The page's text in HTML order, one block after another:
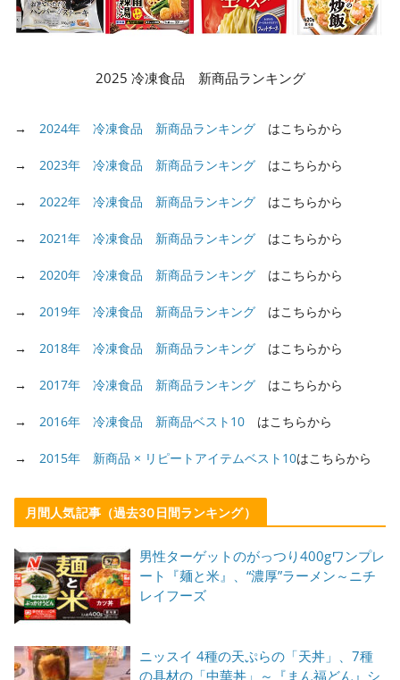
2025 冷凍食品 新商品ランキング
→ 2024年 冷凍食品 新商品ランキング はこちらから
→ 2023年 冷凍食品 新商品ランキング はこちらから
→ 2022年 冷凍食品 新商品ランキング はこちらから
→ 2021年 冷凍食品 新商品ランキング はこちらから
→ 2020年 冷凍食品 新商品ランキング はこちらから
→ 2019年 冷凍食品 新商品ランキング はこちらから
→ 2018年 冷凍食品 新商品ランキング はこちらから
→ 2017年 冷凍食品 新商品ランキング はこちらから
→ 2016年 冷凍食品 新商品ベスト10 はこちらから
→ 2015年 新商品 × リピートアイテムベスト10はこちらから
月間人気記事（過去30日間ランキング）
男性ターゲットのがっつり400gワンプレ
ート『麺と米』、“濃厚”ラーメン～ニチ
レイフーズ
ニッスイ 4種の天ぷらの「天丼」、7種
の具材の「中華丼」～『まん福どん』シ